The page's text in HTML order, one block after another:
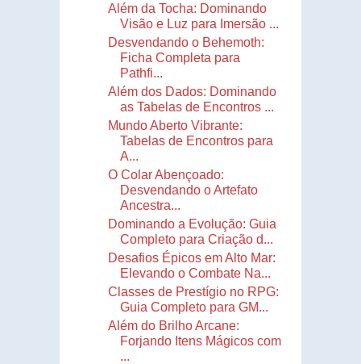
Além da Tocha: Dominando
Visão e Luz para Imersão ...
Desvendando o Behemoth:
Ficha Completa para
Pathfi...
Além dos Dados: Dominando
as Tabelas de Encontros ...
Mundo Aberto Vibrante:
Tabelas de Encontros para
A...
O Colar Abençoado:
Desvendando o Artefato
Ancestra...
Dominando a Evolução: Guia
Completo para Criação d...
Desafios Épicos em Alto Mar:
Elevando o Combate Na...
Classes de Prestígio no RPG:
Guia Completo para GM...
Além do Brilho Arcane:
Forjando Itens Mágicos com
...